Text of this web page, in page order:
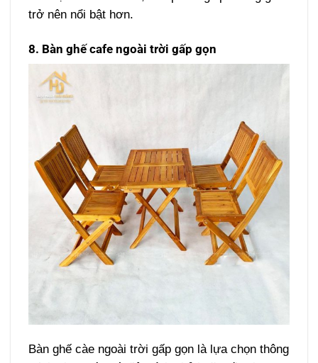
trở nên nổi bật hơn.
8. Bàn ghế cafe ngoài trời gấp gọn
Bàn ghế càe ngoài trời gấp gọn là lựa chọn thông